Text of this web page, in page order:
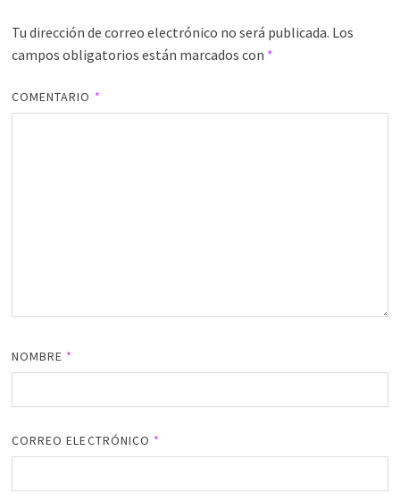
Tu dirección de correo electrónico no será publicada. Los
campos obligatorios están marcados con *
COMENTARIO *
NOMBRE *
CORREO ELECTRÓNICO *